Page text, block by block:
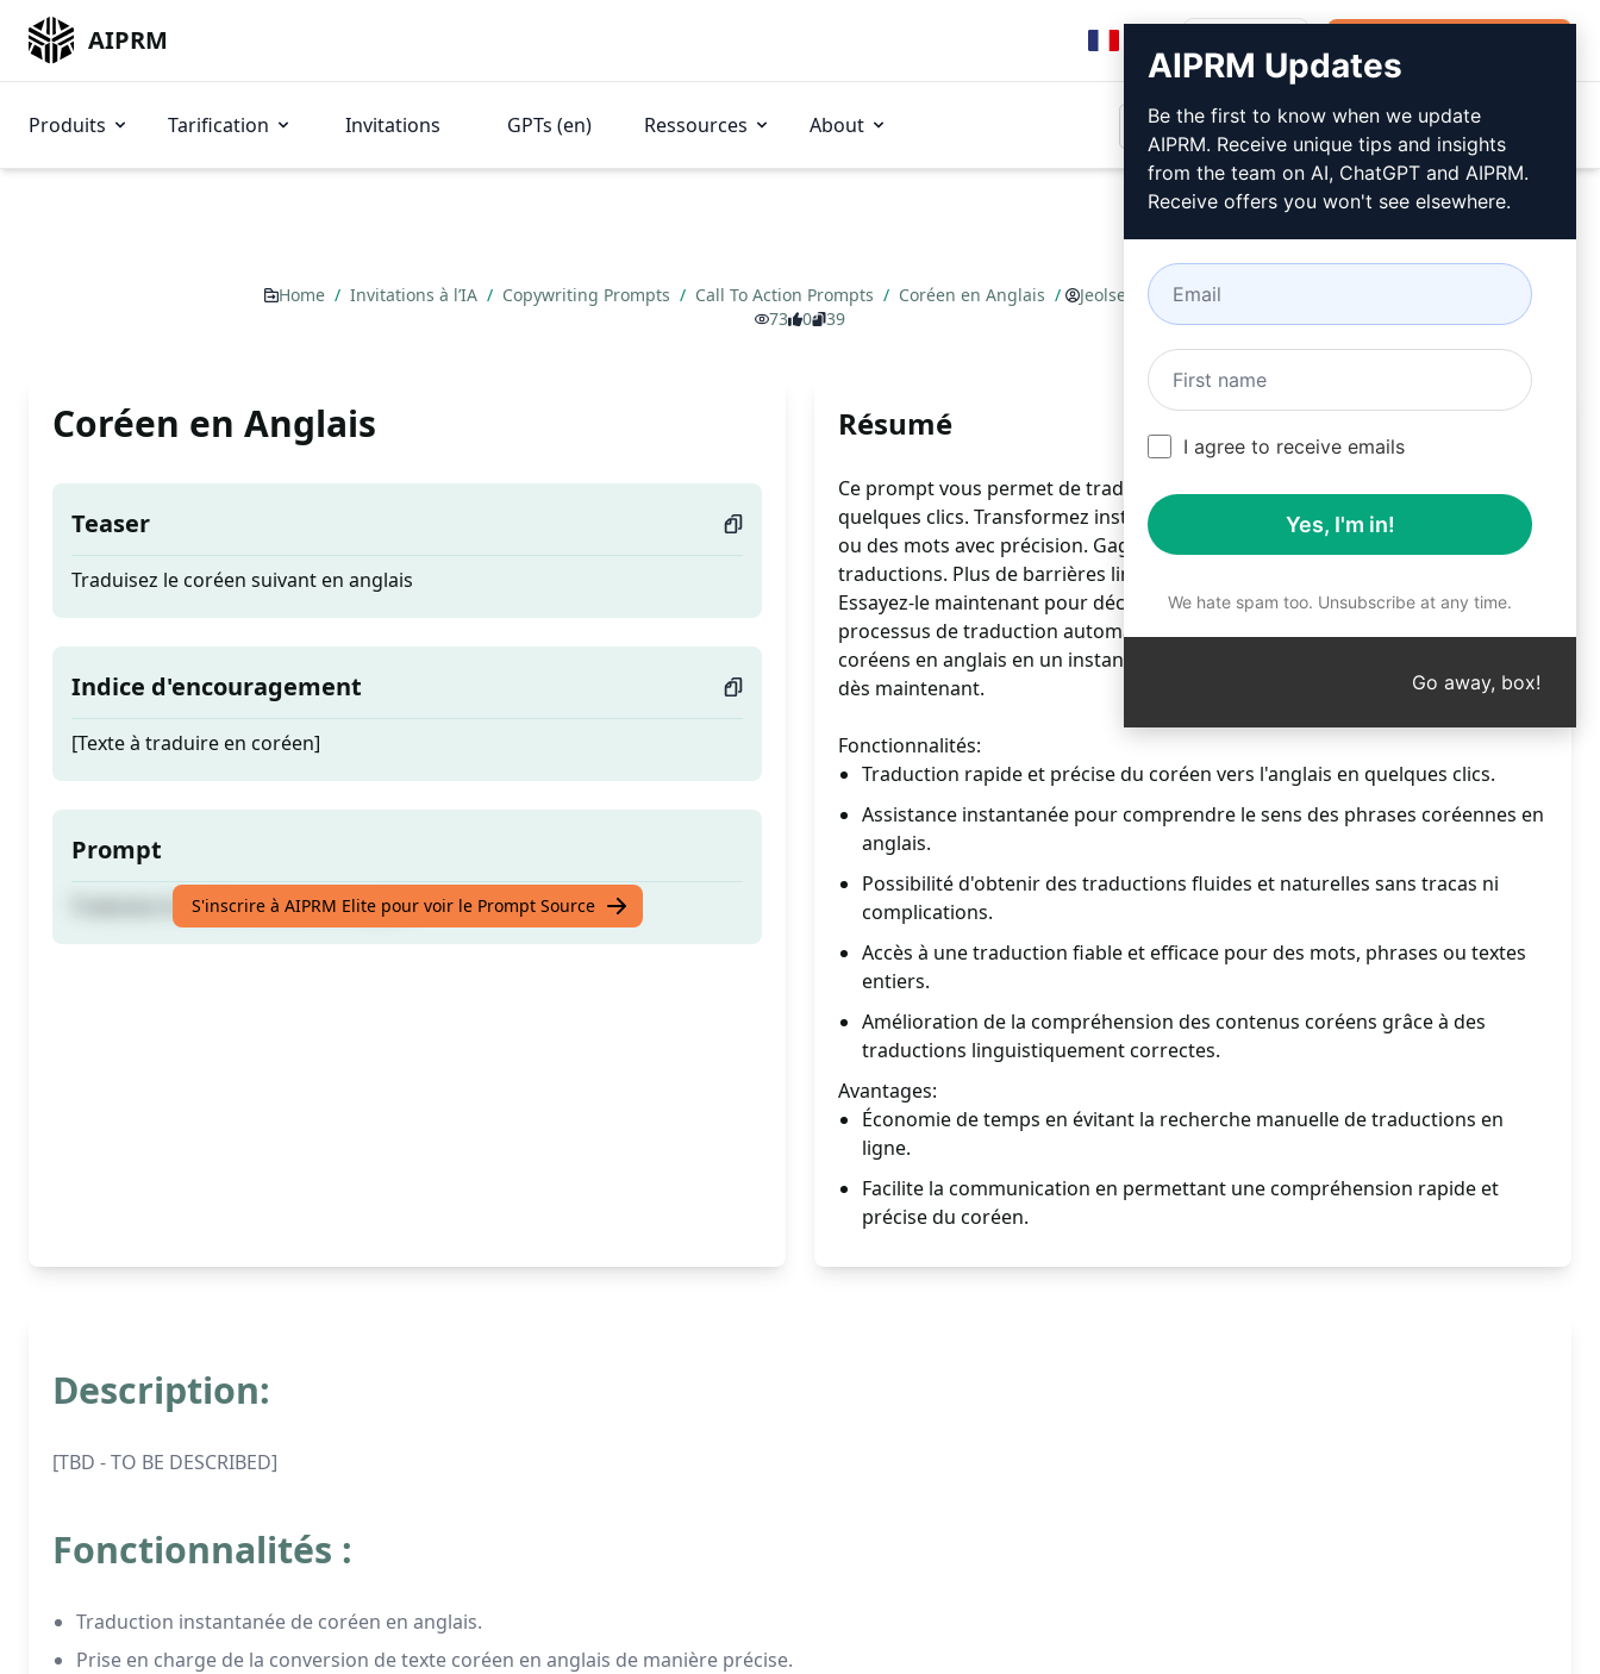
AIPRM
Produits Tarification Invitations GPTs (en) Ressources About
Home / Invitations à l’IA / Copywriting Prompts / Call To Action Prompts / Coréen en Anglais / Jeolsenara
September 13, 2023
73
0 39
Coréen en Anglais
Teaser
Traduisez le coréen suivant en anglais
Indice d'encouragement
[Texte à traduire en coréen]
Prompt
Traduisez le coréen suivant en anglais
S'inscrire à AIPRM Elite pour voir le Prompt Source
Résumé
Ce prompt vous permet de traduire facilement du coréen vers l'anglais en
quelques clics. Transformez instantanément des textes entiers, des phrases
ou des mots avec précision. Gagnez du temps et de l'efficacité dans vos
traductions. Plus de barrières linguistiques, que des solutions rapides.
Essayez-le maintenant pour découvrir la simplicité et l'efficacité de ce
processus de traduction automatisée. Convertissez sans effort les textes
coréens en anglais en un instant. Optez pour une traduction fluide et précise
dès maintenant.
Fonctionnalités:
Traduction rapide et précise du coréen vers l'anglais en quelques clics.
Assistance instantanée pour comprendre le sens des phrases coréennes en
anglais.
Possibilité d'obtenir des traductions fluides et naturelles sans tracas ni
complications.
Accès à une traduction fiable et efficace pour des mots, phrases ou textes
entiers.
Amélioration de la compréhension des contenus coréens grâce à des
traductions linguistiquement correctes.
Avantages:
Économie de temps en évitant la recherche manuelle de traductions en
ligne.
Facilite la communication en permettant une compréhension rapide et
précise du coréen.
Description:
[TBD - TO BE DESCRIBED]
Fonctionnalités :
Traduction instantanée de coréen en anglais.
Prise en charge de la conversion de texte coréen en anglais de manière précise.
AIPRM Updates
Be the first to know when we update
AIPRM. Receive unique tips and insights
from the team on AI, ChatGPT and AIPRM.
Receive offers you won't see elsewhere.
I agree to receive emails
Yes, I'm in!
We hate spam too. Unsubscribe at any time.
Go away, box!